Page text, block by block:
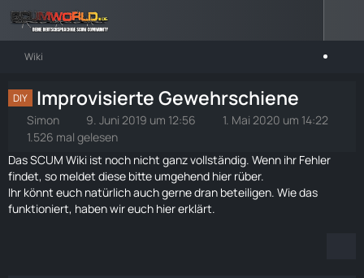
Wiki
DIY Improvisierte Gewehrschiene
Simon 9. Juni 2019 um 12:56
1. Mai 2020 um 14:22
1.526 mal gelesen
Das SCUM Wiki ist noch nicht ganz vollständig. Wenn ihr Fehler
findet, so meldet diese bitte umgehend hier rüber.
Ihr könnt euch natürlich auch gerne dran beteiligen. Wie das
funktioniert, haben wir euch hiererklärt.